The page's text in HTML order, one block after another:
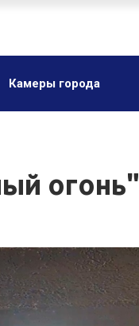
Камеры города
огонь"